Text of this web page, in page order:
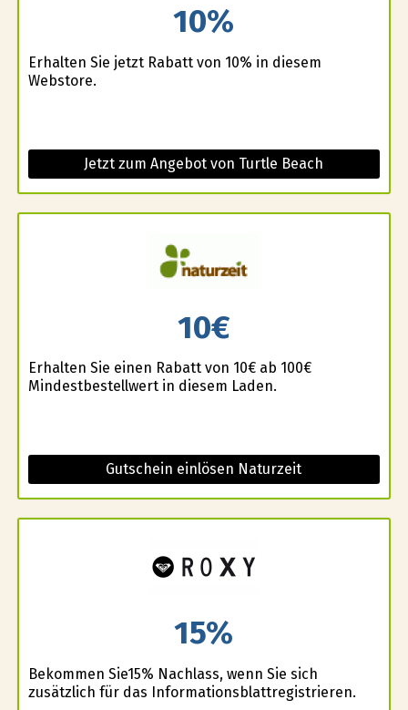
10%
Erhalten Sie jetzt Rabatt von 10% in diesem
Webstore.
Jetzt zum Angebot von Turtle Beach
10€
Erhalten Sie einen Rabatt von 10€ ab 100€
Mindestbestellwert in diesem Laden.
Gutschein einlösen Naturzeit
15%
Bekommen Sie15% Nachlass, wenn Sie sich
zusätzlich für das Informationsblattregistrieren.